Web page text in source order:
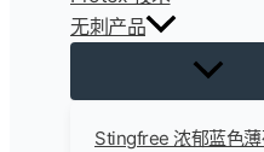
无刺产品
Stingfree 浓郁蓝色